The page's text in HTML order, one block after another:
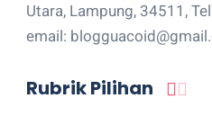
Utara, Lampung, 34511,
email:
Rubrik Pilihan